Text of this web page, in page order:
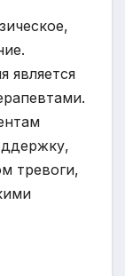
является
тревоги,